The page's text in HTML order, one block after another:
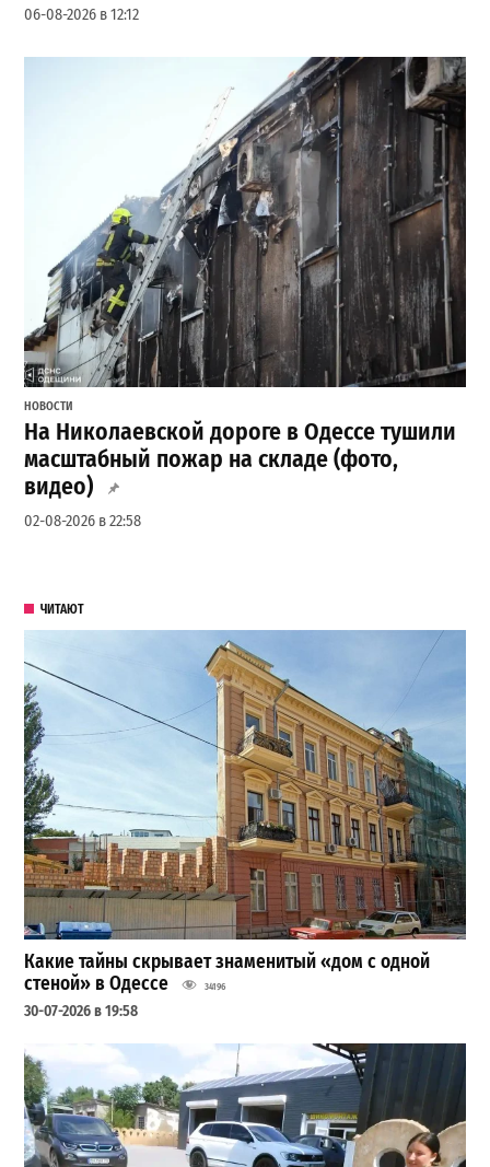
06-08-2026 в 12:12
НОВОСТИ
На Николаевской дороге в Одессе тушили
масштабный пожар на складе (фото,
видео)
02-08-2026 в 22:58
ЧИТАЮТ
Какие тайны скрывает знаменитый «дом с одной
стеной» в Одессе
34196
30-07-2026 в 19:58